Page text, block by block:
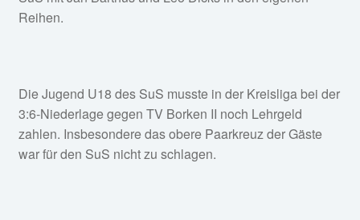
Reihen.
Die Jugend U18 des SuS musste in der Kreisliga bei der
3:6-Niederlage gegen TV Borken II noch Lehrgeld
zahlen. Insbesondere das obere Paarkreuz der Gäste
war für den SuS nicht zu schlagen.